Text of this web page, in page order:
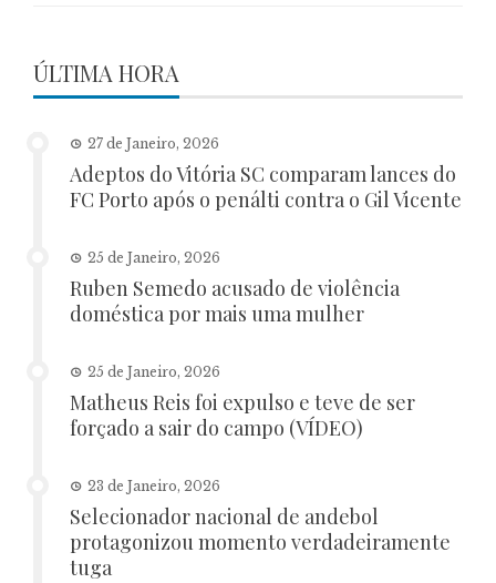
ÚLTIMA HORA
27 de Janeiro, 2026
Adeptos do Vitória SC comparam lances do
FC Porto após o penálti contra o Gil Vicente
25 de Janeiro, 2026
Ruben Semedo acusado de violência
doméstica por mais uma mulher
25 de Janeiro, 2026
Matheus Reis foi expulso e teve de ser
forçado a sair do campo (VÍDEO)
23 de Janeiro, 2026
Selecionador nacional de andebol
protagonizou momento verdadeiramente
tuga